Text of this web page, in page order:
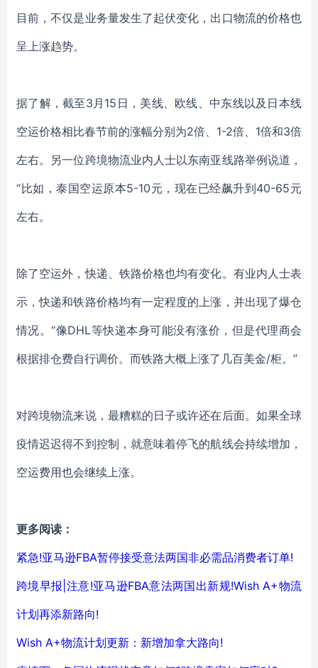
目前，不仅是业务量发生了起伏变化，出口物流的价格也
呈上涨趋势。
据了解，截至3月15日，美线、欧线、中东线以及日本线
空运价格相比春节前的涨幅分别为2倍、1-2倍、1倍和3倍
左右。另一位跨境物流业内人士以东南亚线路举例说道，
“比如，泰国空运原本5-10元，现在已经飙升到40-65元
左右。
除了空运外，快递、铁路价格也均有变化。有业内人士表
示，快递和铁路价格均有一定程度的上涨，并出现了爆仓
情况。“像DHL等快递本身可能没有涨价，但是代理商会
根据排仓费自行调价。而铁路大概上涨了几百美金/柜。”
对跨境物流来说，最糟糕的日子或许还在后面。如果全球
疫情迟迟得不到控制，就意味着停飞的航线会持续增加，
空运费用也会继续上涨。
更多阅读：
紧急!亚马逊FBA暂停接受意法两国非必需品消费者订单!
跨境早报|注意!亚马逊FBA意法两国出新规!Wish A+物流
计划再添新路向!
Wish A+物流计划更新：新增加拿大路向!